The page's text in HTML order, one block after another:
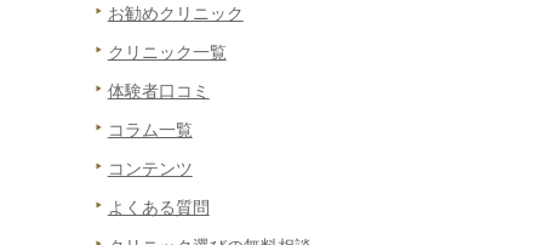
お勧めクリニック
クリニック一覧
体験者口コミ
コラム一覧
コンテンツ
よくある質問